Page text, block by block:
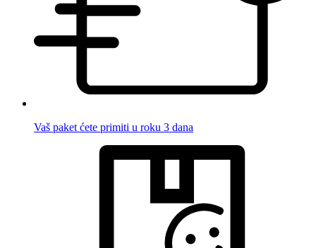
Vaš paket ćete primiti u roku 3 dana